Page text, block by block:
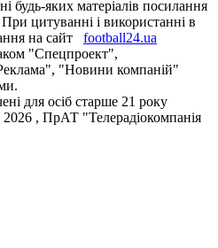
будь-яких матеріалів посилання
цитуванні і використанні в
на сайт
football24.ua
"Спецпроект",
"Новини компаній"
для осіб старше 21 року
2026 , ПрАТ "Телерадіокомпанія